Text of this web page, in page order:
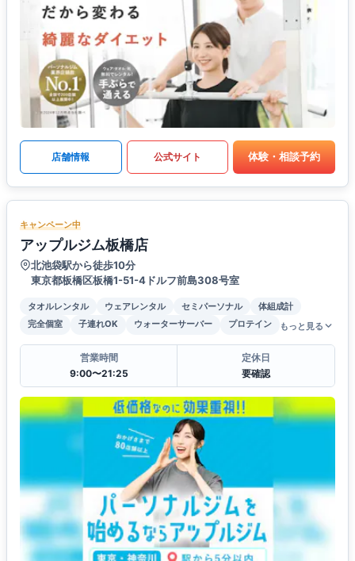
店舗情報 公式サイト 体験・相談予約
キャンペーン中
アップルジム板橋店
北池袋駅から徒歩10分
東京都板橋区板橋1-51-4ドルフ前島308号室
タオルレンタル ウェアレンタル セミパーソナル
体組成計
完全個室
子連れOK ウォーターサーバー プロテイン もっと見る
営業時間
9:00〜21:25
定休日
要確認